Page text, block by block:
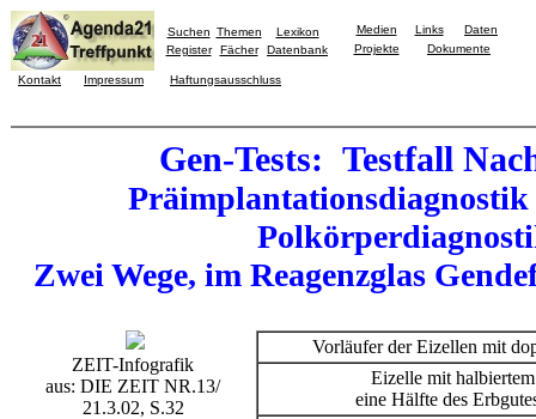
Suchen Themen
Lexikon
Register
Fächer Datenbank
Medien Links
Daten
Projekte
Dokumente
Kontakt Impressum Haftungsausschluss
Gen-Tests: Testfall
Zwei Wege, im Reagenzglas
ZEIT-Infografik
aus: DIE ZEIT NR.13/
21.3.02, S.32
Vorläufer der Eizellen mit
Eizelle mit
eine Hälfte des